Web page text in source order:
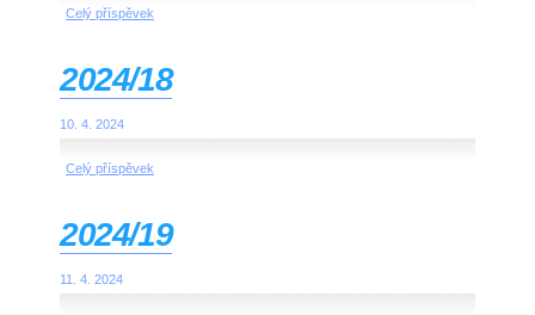
Celý příspěvek
2024/18
10. 4. 2024
Celý příspěvek
2024/19
11. 4. 2024